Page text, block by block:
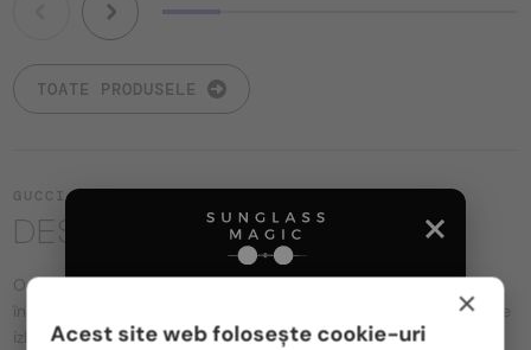
TOATE PRODUSELE
GUCCI
DESPRE BRAND
Ochelarii Gucci reprezintă combinația perfectă de design
îndrăzneț și lux italian. Brandul creează un lux modern prin siluete
izbitoare, culori vii și forme geometrice. Ochelarii Gucci nu sunt
×
Acest site web folosește cookie-uri